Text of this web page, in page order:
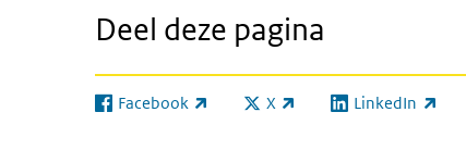
Deel deze pagina
Facebook
(externe link) X
(externe link) LinkedIn
(externe link)